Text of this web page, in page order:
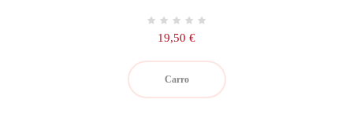
Precio
19,50 €
Carro